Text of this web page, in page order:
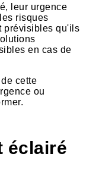
leur urgence
risques
prévisibles qu'ils
en cas de
cette
ou
éclairé